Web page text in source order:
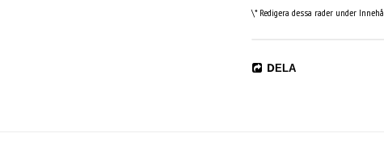
\* Redigera dessa rader under
DELA